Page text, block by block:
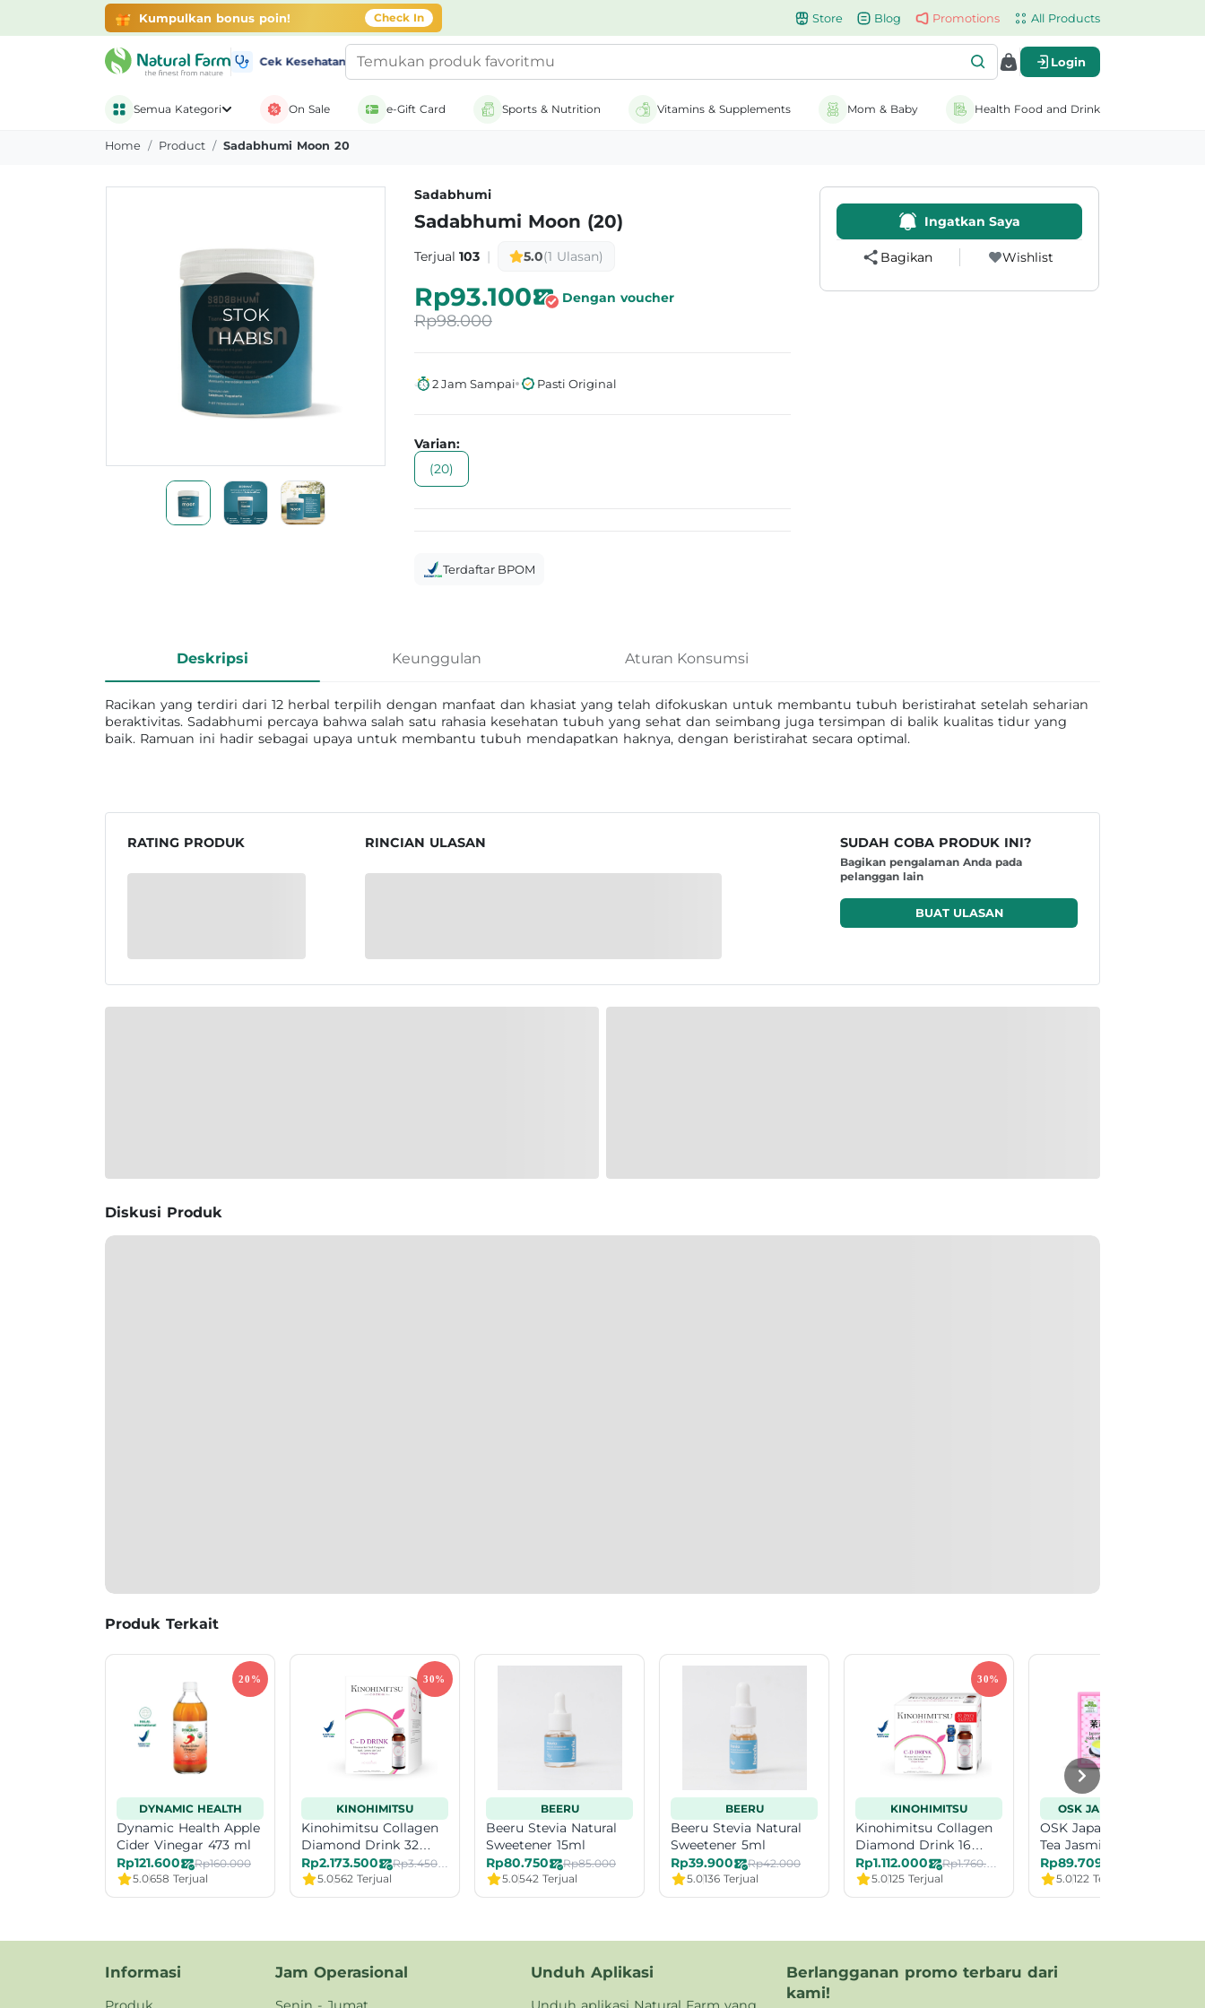
Gratis Ongkir + Banyak Promo
belanja di aplikasi
Check In
Store Blog Promotions All Products
Cek Kesehatan Login
Semua Kategori On Sale e-Gift Card Sports & Nutrition Vitamins & Supplements Mom & Baby Health Food and Drink
Home Product Sadabhumi Moon 20
STOK
HABIS
Sadabhumi
Sadabhumi Moon (20)
Terjual 103 | 5.0(1 Ulasan)
Rp93.100 Dengan voucher
Rp98.000
2 Jam Sampai Pasti Original
Varian:
(20)
Terdaftar BPOM
Ingatkan Saya
Bagikan Wishlist
Informasi Produk
Deskripsi Keunggulan Aturan Konsumsi
Racikan yang terdiri dari 12 herbal terpilih dengan manfaat dan khasiat yang telah difokuskan untuk membantu tubuh beristirahat setelah seharian
beraktivitas. Sadabhumi percaya bahwa salah satu rahasia kesehatan tubuh yang sehat dan seimbang juga tersimpan di balik kualitas tidur yang
baik. Ramuan ini hadir sebagai upaya untuk membantu tubuh mendapatkan haknya, dengan beristirahat secara optimal.
RATING PRODUK RINCIAN ULASAN SUDAH COBA PRODUK INI?
Bagikan pengalaman Anda pada
pelanggan lain
BUAT ULASAN
Diskusi Produk
Produk Terkait
DYNAMIC HEALTH
Dynamic Health Apple
Cider Vinegar 473 ml
Rp121.600
Rp160.000
5.0658 Terjual
KINOHIMITSU
Kinohimitsu Collagen
Diamond Drink 32
Bottle
Rp2.173.500
5.0562 Terjual
BEERU
Beeru Stevia Natural
Sweetener 15ml
Rp80.750
Rp85.000
5.0542 Terjual
BEERU
Beeru Stevia Natural
Sweetener 5ml
Rp39.900
Rp42.000
5.0136 Terjual
KINOHIMITSU
Kinohimitsu Collagen
Diamond Drink 16
Bottles
Rp1.112.000
5.0125 Terjual
OSK JAPANESE TEA
OSK Japanese Green
Tea Jasmine 50
Rp89.709
5.0122 Terjual
Informasi Jam Operasional Unduh Aplikasi
Berlangganan promo terbaru dari
kami!